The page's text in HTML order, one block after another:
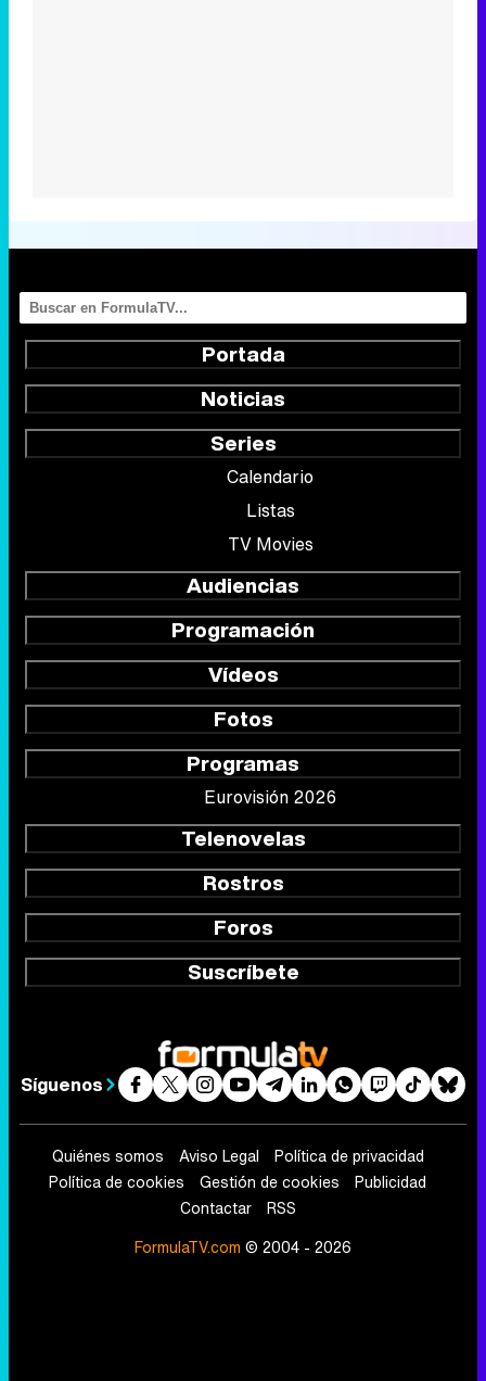
Portada
Noticias
Series
Calendario
Listas
TV Movies
Audiencias
Programación
Vídeos
Fotos
Programas
Eurovisión 2026
Telenovelas
Rostros
Foros
Suscríbete
Síguenos
Quiénes somos Aviso Legal
Política de privacidad
Política de cookies
Gestión de cookies
Publicidad
Contactar
RSS
FormulaTV.com © 2004 - 2026